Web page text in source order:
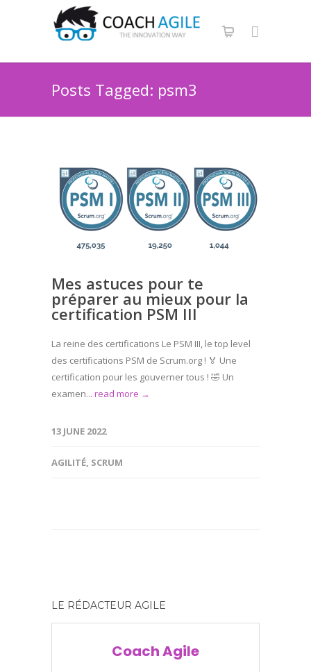
Posts Tagged: psm3
Mes astuces pour te
préparer au mieux pour la
certification PSM III
La reine des certifications Le PSM III, le top level
des certifications PSM de Scrum.org ! 🏅 Une
certification pour les gouverner tous ! 🤣 Un
examen... read more →
13 JUNE 2022
AGILITÉ, SCRUM
LE RÉDACTEUR AGILE
Coach Agile